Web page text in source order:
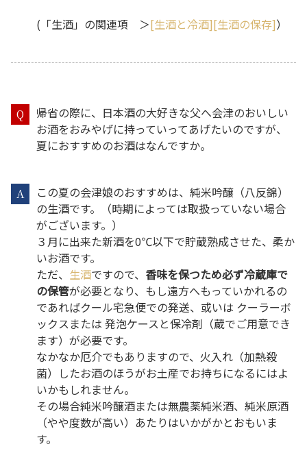
(「生酒」の関連項 ＞[生酒と冷酒][生酒の保存]）
Q
帰省の際に、日本酒の大好きな父へ会津のおいしい
お酒をおみやげに持っていってあげたいのですが、
夏におすすめのお酒はなんですか。
A
この夏の会津娘のおすすめは、純米吟醸（八反錦）
の生酒です。（時期によっては取扱っていない場合
がございます。）
３月に出来た新酒を0℃以下で貯蔵熟成させた、柔か
いお酒です。
ただ、 生酒ですので、 香味を保つため必ず冷蔵庫で
の保管が必要となり、もし遠方へもっていかれるの
であればクール宅急便での発送、或いは クーラーボ
ックスまたは 発泡ケースと保冷剤（蔵でご用意でき
ます）が必要です。
なかなか厄介でもありますので、火入れ（加熱殺
菌）したお酒のほうがお土産でお持ちになるにはよ
いかもしれません。
その場合純米吟醸酒または無農薬純米酒、純米原酒
（やや度数が高い）あたりはいかがかとおもいま
す。